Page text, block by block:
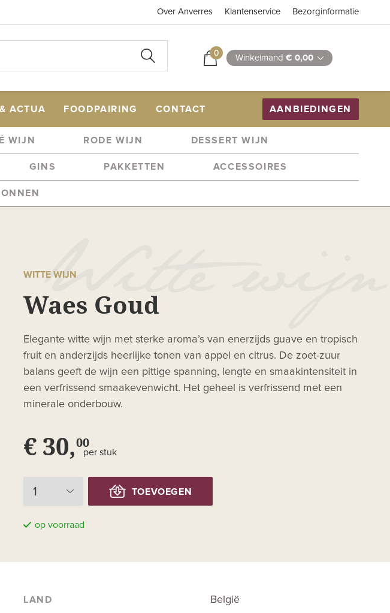
Over Anverres Klantenservice Bezorginformatie
0 Winkelmand € 0,00
ACTUA FOODPAIRING CONTACT AANBIEDINGEN
WIJN RODE WIJN DESSERT WIJN
GINS PAKKETTEN ACCESSOIRES
WITTE WIJN
Waes Goud
Elegante witte wijn met sterke aroma’s van enerzijds guave en tropisch
fruit en anderzijds heerlijke tonen van appel en citrus. De zoet-zuur
balans geeft de wijn een pittige spanning, lengte en smaakintensiteit in
een verfrissend smaakevenwicht. Het geheel is verfrissend met een
minerale onderbouw.
€ 30,00
per stuk
TOEVOEGEN
op voorraad
LAND België